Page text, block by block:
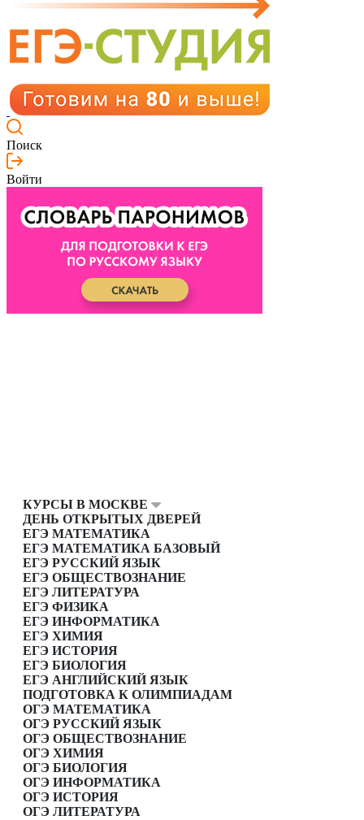
Поиск
Войти
КУРСЫ В МОСКВЕ
ДЕНЬ ОТКРЫТЫХ ДВЕРЕЙ
ЕГЭ МАТЕМАТИКА
ЕГЭ МАТЕМАТИКА БАЗОВЫЙ
ЕГЭ РУССКИЙ ЯЗЫК
ЕГЭ ОБЩЕСТВОЗНАНИЕ
ЕГЭ ЛИТЕРАТУРА
ЕГЭ ФИЗИКА
ЕГЭ ИНФОРМАТИКА
ЕГЭ ХИМИЯ
ЕГЭ ИСТОРИЯ
ЕГЭ БИОЛОГИЯ
ЕГЭ АНГЛИЙСКИЙ ЯЗЫК
ПОДГОТОВКА К ОЛИМПИАДАМ
ОГЭ МАТЕМАТИКА
ОГЭ РУССКИЙ ЯЗЫК
ОГЭ ОБЩЕСТВОЗНАНИЕ
ОГЭ ХИМИЯ
ОГЭ БИОЛОГИЯ
ОГЭ ИНФОРМАТИКА
ОГЭ ИСТОРИЯ
ОГЭ ЛИТЕРАТУРА